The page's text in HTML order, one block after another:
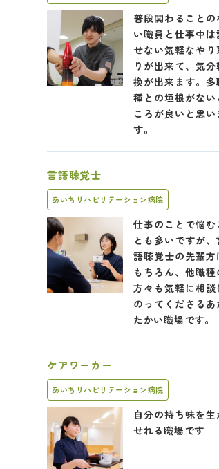
普段関わることの
い職員と仕事中は
せない気軽なやり
りが出来て、気分
換が出来ます。多
種との垣根がない
ころが良いと思い
す。
言語聴覚士
あいちリハビリテーション病院
仕事のことで悩む
とも多いですが、
語聴覚士の先輩方
もちろん、他職種
方々も気軽に相談
のってくださるあ
たかい職場です。
ケアワーカー
あいちリハビリテーション病院
自分の持ち味を生
せれる職場です